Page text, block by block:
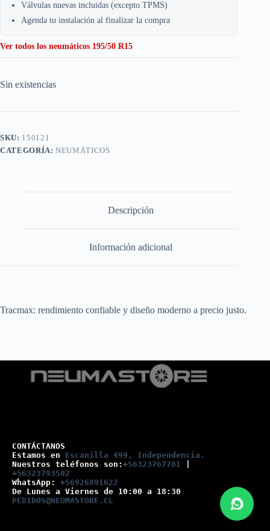
Válvulas nuevas incluidas (excepto TPMS)
Agenda tu instalación al finalizar la compra
Ver todos los neumáticos 195/50 R15
Sin existencias
SKU: 150121
CATEGORÍA:NEUMÁTICOS
Descripción
Información adicional
Tracmax: rendimiento confiable y diseño moderno a precio justo.
CONTÁCTANOS
Estamos en Escanilla 499, Independencia.
Nuestros teléfonos son: +56323767781
+56323793502
WhatsApp: +56926891622
De Lunes a Viernes de 10:00 a 18:30
PEDIDOS@NEUMASTORE.CL